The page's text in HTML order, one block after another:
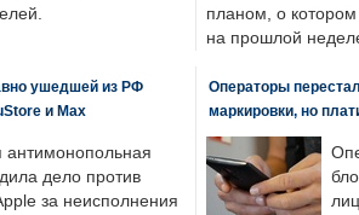
планом, о
на прошлой
ушедшей из РФ
и Max
дело против
за неисполнения
Операторы
маркировки, но